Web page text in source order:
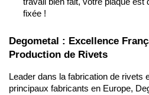
fixée !
Degometal : Excellence
Production de Rivets
Leader dans la fabrication de rivets
principaux fabricants en Europe,